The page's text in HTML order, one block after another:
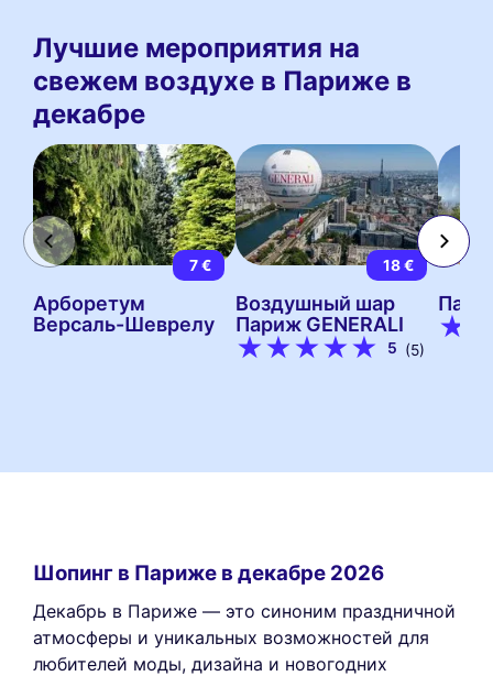
Лучшие мероприятия на
свежем воздухе в Париже в
декабре
7 €
Арборетум
Версаль-Шеврелу
18 €
Воздушный шар
Париж GENERALI
5 (5)
Шопинг в Париже в декабре 2026
Декабрь в Париже — это синоним праздничной
атмосферы и уникальных возможностей для
любителей моды, дизайна и новогодних